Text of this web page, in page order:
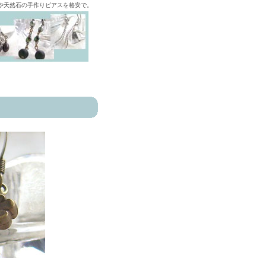
然石の手作りピアスを格安で。